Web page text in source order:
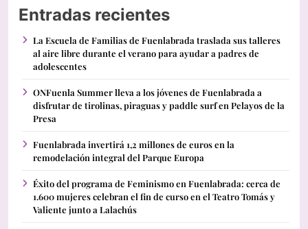
Entradas recientes
La Escuela de Familias de Fuenlabrada traslada sus talleres
al aire libre durante el verano para ayudar a padres de
adolescentes
ONFuenla Summer lleva a los jóvenes de Fuenlabrada a
disfrutar de tirolinas, piraguas y paddle surf en Pelayos de la
Presa
Fuenlabrada invertirá 1,2 millones de euros en la
remodelación integral del Parque Europa
Éxito del programa de Feminismo en Fuenlabrada: cerca de
1.600 mujeres celebran el fin de curso en el Teatro Tomás y
Valiente junto a Lalachús